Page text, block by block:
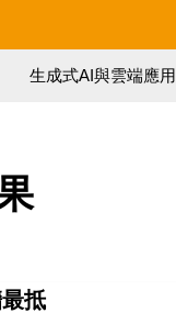
生成式AI與雲端應用
抵